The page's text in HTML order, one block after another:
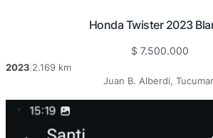
Honda Twister 2023
$ 7.500.000
2023 2.169 km
Juan B. Alberdi,